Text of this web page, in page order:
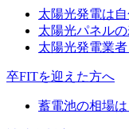
太陽光発電は
太陽光パネル
太陽光発電業
卒FITを迎えた方へ
蓄電池の相場